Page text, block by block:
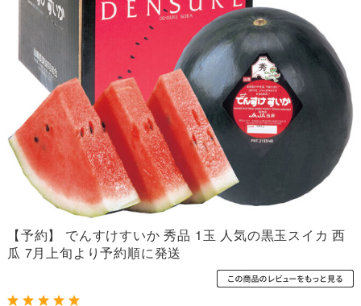
【予約】 でんすけすいか 秀品 1玉 人気の黒玉スイカ 西
瓜 7月上旬より予約順に発送